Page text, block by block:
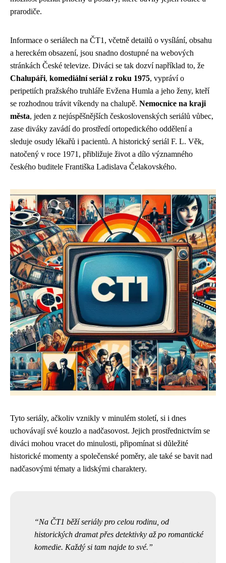
prarodiče.
Informace o seriálech na ČT1, včetně detailů o vysílání, obsahu
a hereckém obsazení, jsou snadno dostupné na webových
stránkách České televize. Diváci se tak dozví například to, že
Chalupáři, komediální seriál z roku 1975, vypráví o
peripetiích pražského truhláře Evžena Humla a jeho ženy, kteří
se rozhodnou trávit víkendy na chalupě. Nemocnice na kraji
města, jeden z nejúspěšnějších československých seriálů vůbec,
zase diváky zavádí do prostředí ortopedického oddělení a
sleduje osudy lékařů i pacientů. A historický seriál F. L. Věk,
natočený v roce 1971, přibližuje život a dílo významného
českého buditele Františka Ladislava Čelakovského.
Tyto seriály, ačkoliv vznikly v minulém století, si i dnes
uchovávají své kouzlo a nadčasovost. Jejich prostřednictvím se
diváci mohou vracet do minulosti, připomínat si důležité
historické momenty a společenské poměry, ale také se bavit nad
nadčasovými tématy a lidskými charaktery.
Na ČT1 běží seriály pro celou rodinu, od
historických dramat přes detektivky až po romantické
komedie. Každý si tam najde to své.